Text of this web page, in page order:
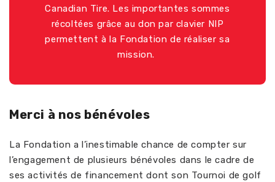
Canadian Tire. Les importantes sommes
récoltées grâce au don par clavier NIP
permettent à la Fondationde réaliser sa
mission.
Merci à nos bénévoles
La Fondation a l’inestimable chance de compter sur
l’engagement de plusieurs bénévoles dans le cadre de
ses activitésde financement dont son Tournoi de golf